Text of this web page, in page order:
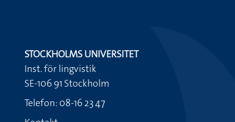
STOCKHOLMS UNIVERSITET
Inst. för lingvistik
SE-106 91 Stockholm
Telefon: 08-16 23 47